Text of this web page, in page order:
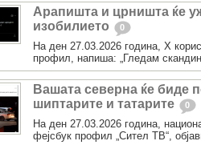
Арапишта и црништа ќе
изобилието
0
На ден 27.03.2026 година, Х
профил, напиша: „Гледам
Вашата северна ќе биде
шиптарите и татарите
0
На ден 27.03.2026 година,
фејсбук профил „Сител ТВ“,